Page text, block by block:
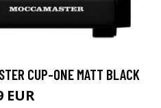
CUP-ONE MATT BLACK
EUR